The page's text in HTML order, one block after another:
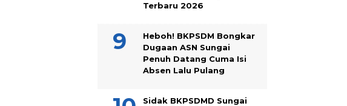
Terbaru 2026
Heboh! BKPSDM Bongkar
Dugaan ASN Sungai
Penuh Datang Cuma Isi
Absen Lalu Pulang
Sidak BKPSDMD Sungai